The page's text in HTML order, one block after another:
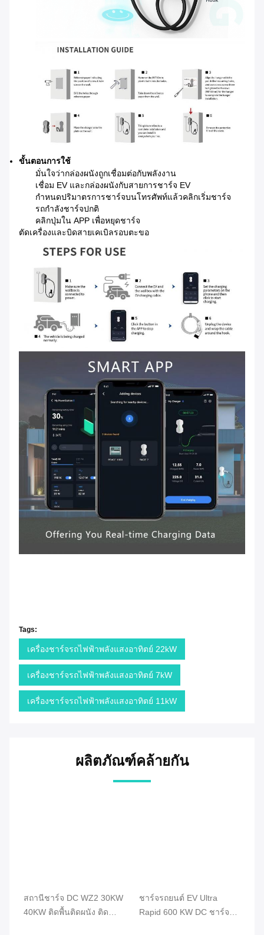
ขั้นตอนการใช้
มั่นใจว่ากล่องผนังถูกเชื่อมต่อกับพลังงาน
เชื่อม EV และกล่องผนังกับสายการชาร์จ EV
กําหนดปริมาตรการชาร์จบนโทรศัพท์แล้วคลิกเริ่มชาร์จ
รถกําลังชาร์จปกติ
คลิกปุ่มใน APP เพื่อหยุดชาร์จ
ตัดเครื่องและบิดสายเคเบิลรอบตะขอ